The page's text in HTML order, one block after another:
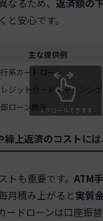
なるため、 返済額の
と安心です。
主な提供例
系カードローン
ジットカードキャッシング
ローン商品スクロールできます
繰上返済のコストに
トも重要です。 ATM
月積み上がると実質
ードローンは口座振